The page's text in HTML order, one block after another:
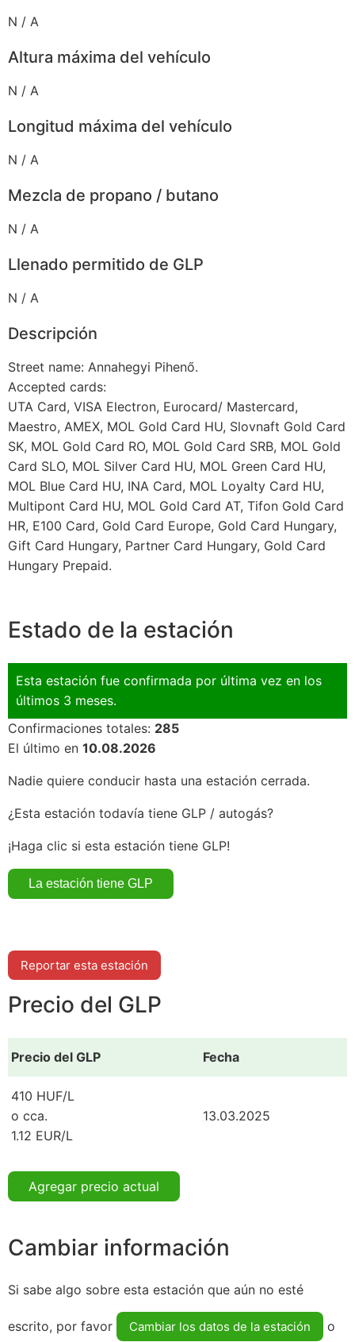
N / A
Altura máxima del vehículo
N / A
Longitud máxima del vehículo
N / A
Mezcla de propano / butano
N / A
Llenado permitido de GLP
N / A
Descripción
Street name: Annahegyi Pihenő.
Accepted cards:
UTA Card, VISA Electron, Eurocard/ Mastercard,
Maestro, AMEX, MOL Gold Card HU, Slovnaft Gold Card
SK, MOL Gold Card RO, MOL Gold Card SRB, MOL Gold
Card SLO, MOL Silver Card HU, MOL Green Card HU,
MOL Blue Card HU, INA Card, MOL Loyalty Card HU,
Multipont Card HU, MOL Gold Card AT, Tifon Gold Card
HR, E100 Card, Gold Card Europe, Gold Card Hungary,
Gift Card Hungary, Partner Card Hungary, Gold Card
Hungary Prepaid.
Estado de la estación
Esta estación fue confirmada por última vez en los
últimos 3 meses.
Confirmaciones totales: 285
El último en 10.08.2026
Nadie quiere conducir hasta una estación cerrada.
¿Esta estación todavía tiene GLP / autogás?
¡Haga clic si esta estación tiene GLP!
Reportar esta estación
Precio del GLP
Precio del GLP Fecha
410 HUF/L
o cca.
1.12 EUR/L
13.03.2025
Agregar precio actual
Cambiar información
Si sabe algo sobre esta estación que aún no esté
escrito, por favor Cambiar los datos de la estación
o